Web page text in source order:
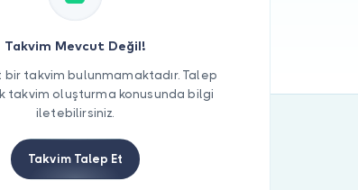
Takvim Mevcut Değil!
bir takvim bulunmamaktadır. Talep
takvim oluşturma konusunda bilgi
iletebilirsiniz.
Takvim Talep Et